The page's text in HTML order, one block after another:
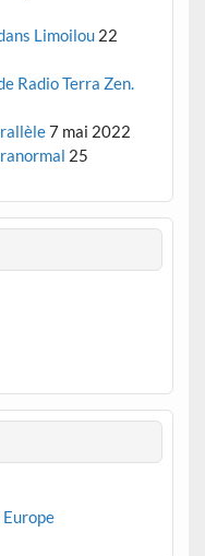
Limoilou 22
Radio Terra Zen.
7 mai 2022
25